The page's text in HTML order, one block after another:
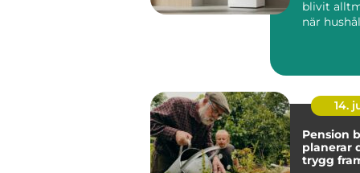
blivit
när
14.
Pension
planerar
trygg